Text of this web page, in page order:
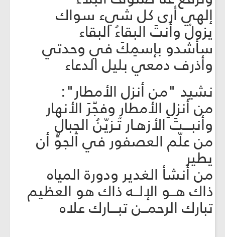
إلهي أرى كل شيء سواك
يزولُ وأنتَ البقاءُ البقاء
سأشدو بإسمِكَ في وحدتي
وأذرف دمعي بليل الدعاء
نشيد "من أنزل الأمطار":
من أنزلِ الأمطار وفجّرَ الأنهار
وأنبـــتَ الأزهـار تُـزيّنُ الجِبال
من علّم العصفور في الجوِّ أن
يطير
من أنشأ الغدير ودورة المياه
ذاك هــو الإلــه ذاك هو العظيم
تبارك الرحمــن تبـــارك علاه